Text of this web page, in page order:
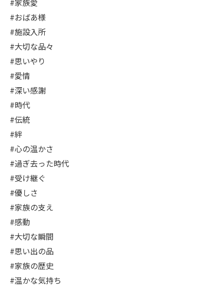
#家族愛
#おばあ様
#施設入所
#大切な品々
#思いやり
#愛情
#深い感謝
#時代
#伝統
#絆
#心の温かさ
#過ぎ去った時代
#受け継ぐ
#優しさ
#家族の支え
#感動
#大切な瞬間
#思い出の品
#家族の歴史
#温かな気持ち